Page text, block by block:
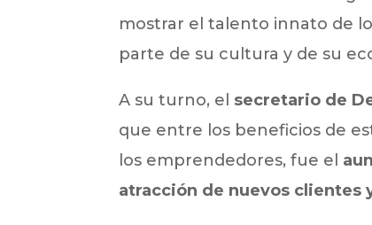
mostrar el talento innato de
parte de su cultura y de su
A su turno, el secretario de
que entre los beneficios de
los emprendedores, fue el
atracción de nuevos clientes